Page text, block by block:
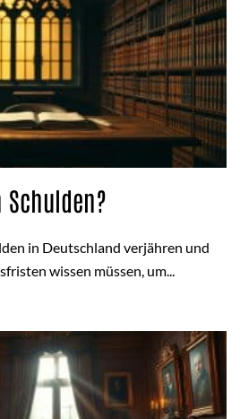
in Deutschland verjähren und
wissen müssen, um...